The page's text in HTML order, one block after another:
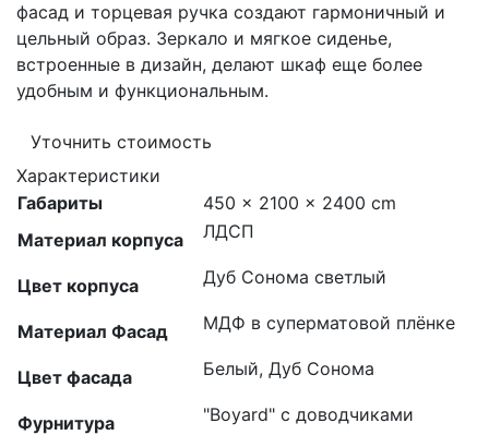
фасад и торцевая ручка создают гармоничный и
цельный образ. Зеркало и мягкое сиденье,
встроенные в дизайн, делают шкаф еще более
удобным и функциональным.
Уточнить стоимость
Характеристики
Габариты
450 × 2100 × 2400 cm
Материал корпуса
ЛДСП
Цвет корпуса Дуб Сонома светлый
Материал Фасад МДФ в суперматовой плёнке
Цвет фасада Белый, Дуб Сонома
Фурнитура "Boyard" с доводчиками